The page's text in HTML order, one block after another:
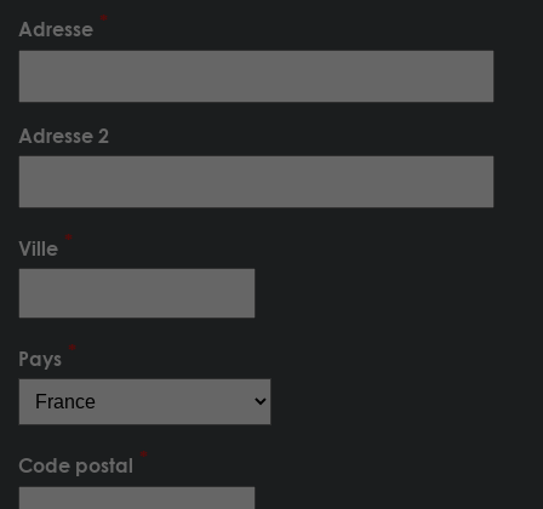
Adresse
Adresse 2
Ville
Pays
Code postal